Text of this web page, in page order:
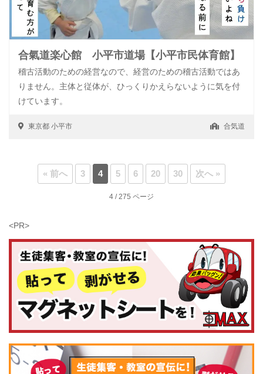
合氣道楽心館 小平市道場【小平市民体育館】
稽古活動のための経営なので、経営のための稽古活動ではあ
りません。主体と従体が、ひっくりかえらないように気を付
けています。
東京都 小平市 合気道
« 前へ 3 4 5 6 20 30 次へ »
4 / 275 ページ
<PR>